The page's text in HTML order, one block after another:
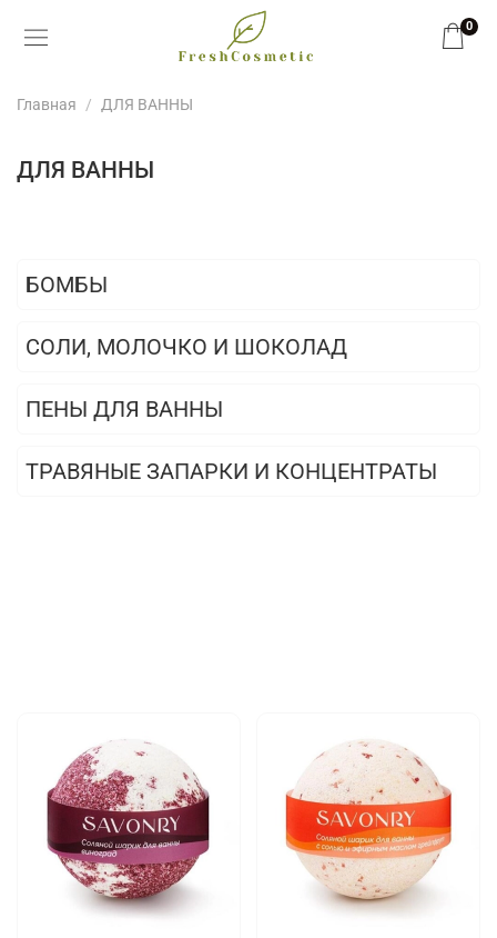
0
Главная ДЛЯ ВАННЫ
ДЛЯ ВАННЫ
БОМБЫ
СОЛИ, МОЛОЧКО И ШОКОЛАД
ПЕНЫ ДЛЯ ВАННЫ
ТРАВЯНЫЕ ЗАПАРКИ И КОНЦЕНТРАТЫ